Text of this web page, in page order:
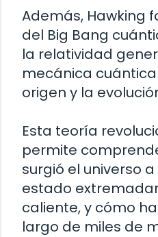
Además, Hawking
del Big Bang
la relatividad
mecánica
origen y la
Esta teoría
permite
surgió el universo
estado
caliente, y cómo
largo de miles de